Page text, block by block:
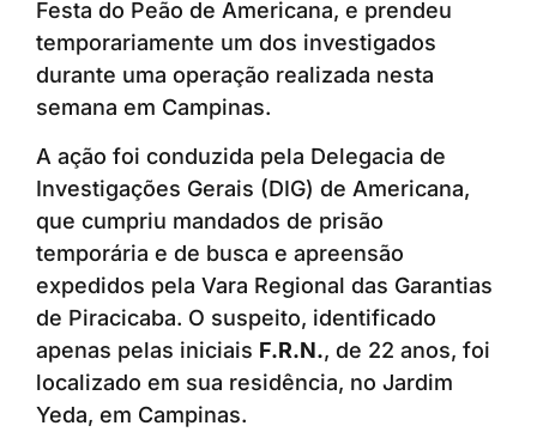
Festa do Peão de Americana, e prendeu
temporariamente um dos investigados
durante uma operação realizada nesta
semana em Campinas.
A ação foi conduzida pela Delegacia de
Investigações Gerais (DIG) de Americana,
que cumpriu mandados de prisão
temporária e de busca e apreensão
expedidos pela Vara Regional das Garantias
de Piracicaba. O suspeito, identificado
apenas pelas iniciais F.R.N., de 22 anos, foi
localizado em sua residência, no Jardim
Yeda, em Campinas.